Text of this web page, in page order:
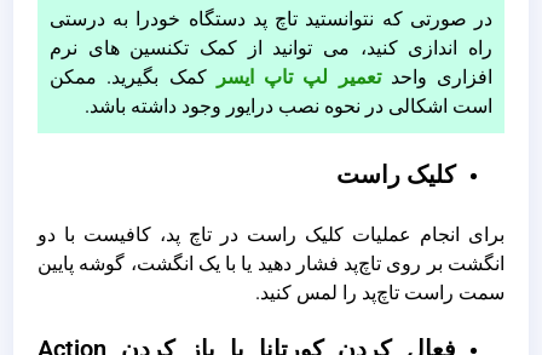
در صورتی که نتوانستید تاچ پد دستگاه خودرا به درستی
راه اندازی کنید، می توانید از کمک تکنسین های نرم
افزاری واحدتعمیر لپ تاپ ایسر
کمک بگیرید. ممکن
است اشکالی در نحوه نصب درایور وجود داشته باشد.
کلیک راست
برای انجام عملیات کلیک راست در تاچ‌ پد، کافیست با دو
انگشت بر روی تاچ‌پد فشار دهید یا با یک انگشت، گوشه پایین
سمت راست تاچ‌پد را لمس کنید.
فعال کردن کورتانا یا باز کردن Action